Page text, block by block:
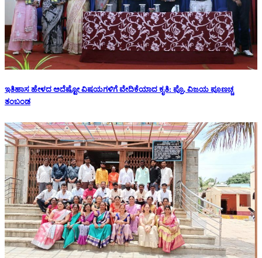
ಇತಿಹಾಸ ಹೇಳದ ಅದೆಷ್ಟೋ ವಿಷಯಗಳಿಗೆ ವೇದಿಕೆಯಾದ ಕೃತಿ: ಪ್ರೊ. ವಿಜಯ ಪೂಣಚ್ಚ
ತಂಬಂಡ